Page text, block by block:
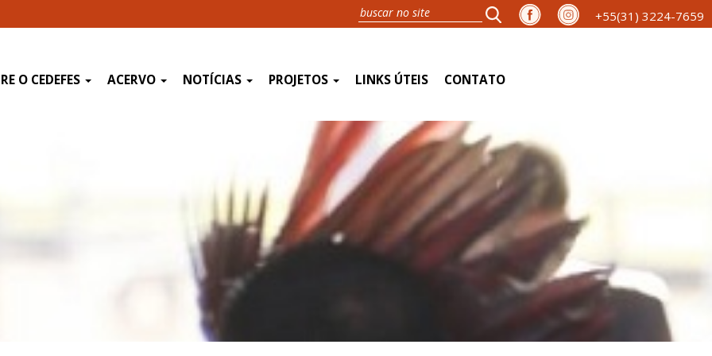
+55(31) 3224-7659
O CEDEFES ACERVO NOTÍCIAS PROJETOS LINKS ÚTEIS CONTATO